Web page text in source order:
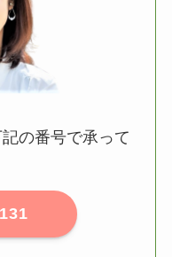
の番号で承って